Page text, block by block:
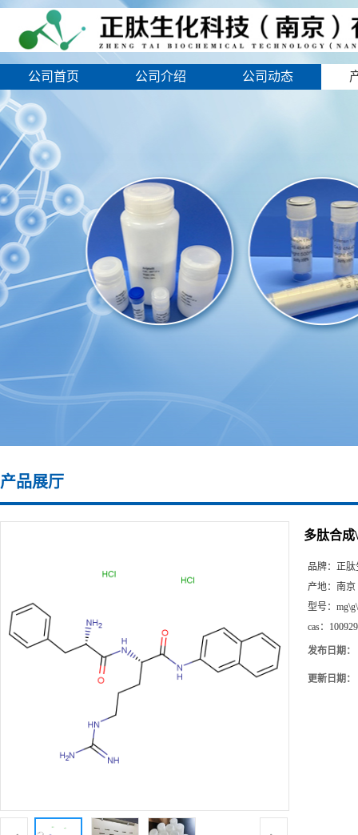
公司首页 公司介绍 公司动态
产品展厅
多肽合成
品牌： 正肽
产地： 南京
型号：
cas：
发布日期：
更新日期：